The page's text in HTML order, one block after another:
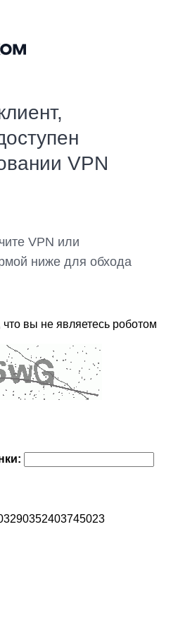
VPN
VPN или
ниже для обхода
вы не являетесь роботом